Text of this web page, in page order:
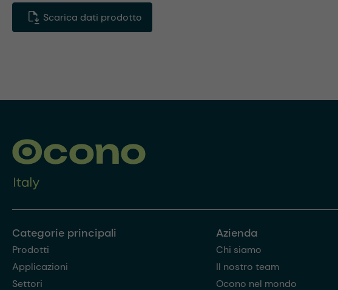
Scarica dati prodotto
Categorie principali
Prodotti
Applicazioni
Settori
Azienda
Chi siamo
Il nostro team
Ocono nel mondo